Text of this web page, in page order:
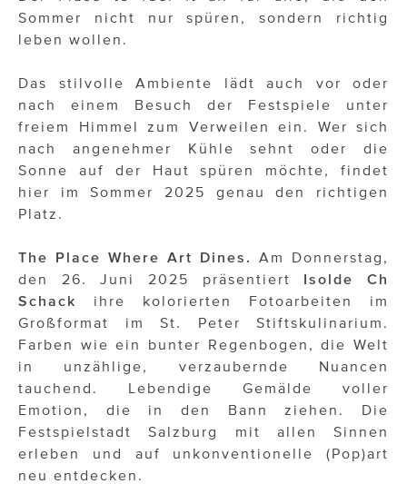
Sommer nicht nur spüren, sondern richtig
leben wollen.
Das stilvolle Ambiente lädt auch vor oder
nach einem Besuch der Festspiele unter
freiem Himmel zum Verweilen ein. Wer sich
nach angenehmer Kühle sehnt oder die
Sonne auf der Haut spüren möchte, findet
hier im Sommer 2025 genau den richtigen
Platz.
The Place Where Art Dines.
Am Donnerstag,
den 26. Juni 2025 präsentiert Isolde Ch
Schack
ihre kolorierten Fotoarbeiten im
Großformat im St. Peter Stiftskulinarium.
Farben wie ein bunter Regenbogen, die Welt
in unzählige, verzaubernde Nuancen
tauchend. Lebendige Gemälde voller
Emotion, die in den Bann ziehen. Die
Festspielstadt Salzburg mit allen Sinnen
erleben und auf unkonventionelle (Pop)art
neu entdecken.